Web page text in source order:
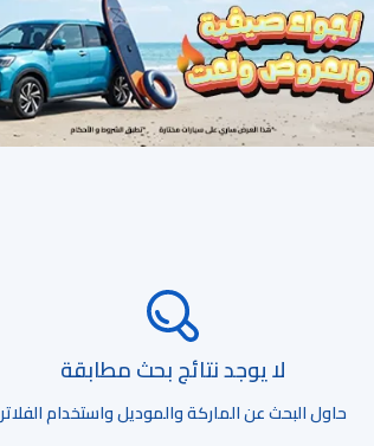
لا يوجد نتائج بحث مطابقة
حاول البحث عن الماركة والموديل واستخدام الفلاتر